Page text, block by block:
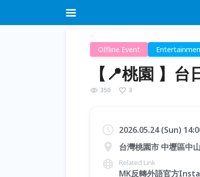
Offline Event
【📍桃園 】
350 3
2026.05.24 (Sun)
台灣桃園市 中壢區中
Related Link
MK反轉外語官方